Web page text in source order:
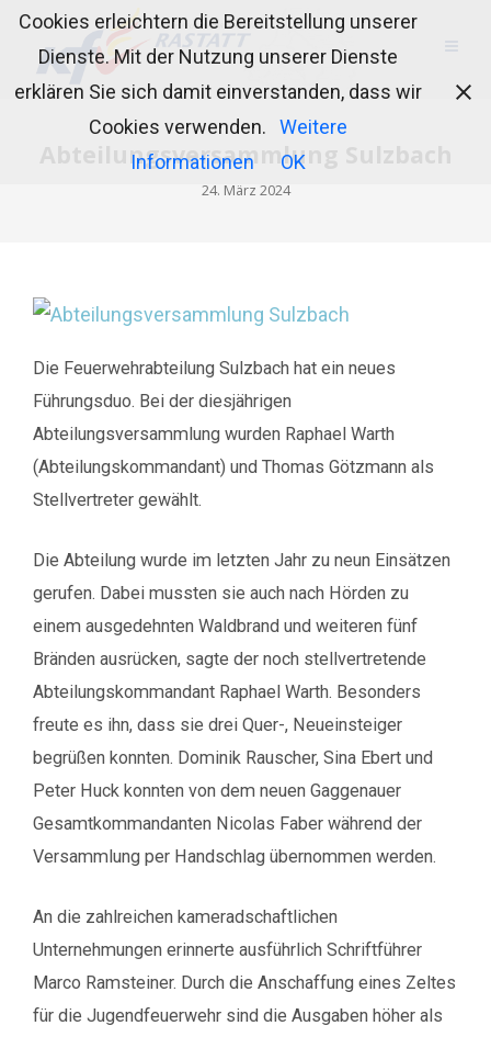
Abteilungsversammlung Sulzbach
24. März 2024
Die Feuerwehrabteilung Sulzbach hat ein neues
Führungsduo. Bei der diesjährigen
Abteilungsversammlung wurden Raphael Warth
(Abteilungskommandant) und Thomas Götzmann als
Stellvertreter gewählt.
Die Abteilung wurde im letzten Jahr zu neun Einsätzen
gerufen. Dabei mussten sie auch nach Hörden zu
einem ausgedehnten Waldbrand und weiteren fünf
Bränden ausrücken, sagte der noch stellvertretende
Abteilungskommandant Raphael Warth. Besonders
freute es ihn, dass sie drei Quer-, Neueinsteiger
begrüßen konnten. Dominik Rauscher, Sina Ebert und
Peter Huck konnten von dem neuen Gaggenauer
Gesamtkommandanten Nicolas Faber während der
Versammlung per Handschlag übernommen werden.
An die zahlreichen kameradschaftlichen
Unternehmungen erinnerte ausführlich Schriftführer
Marco Ramsteiner. Durch die Anschaffung eines Zeltes
für die Jugendfeuerwehr sind die Ausgaben höher als
Cookies erleichtern die Bereitstellung unserer
Dienste. Mit der Nutzung unserer Dienste
erklären Sie sich damit einverstanden, dass wir
Cookies verwenden.
Weitere
Informationen
OK